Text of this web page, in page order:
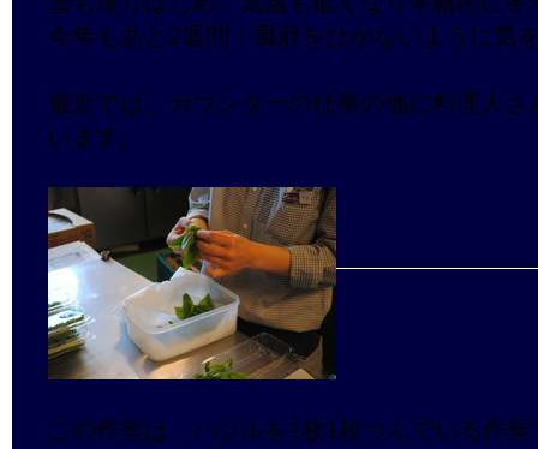
今年もあと2週間！風邪をひかないように気
最近では、カウンターの仕事の他に料理人
います。
この作業は、バジルを1枚1枚つんでいる作業